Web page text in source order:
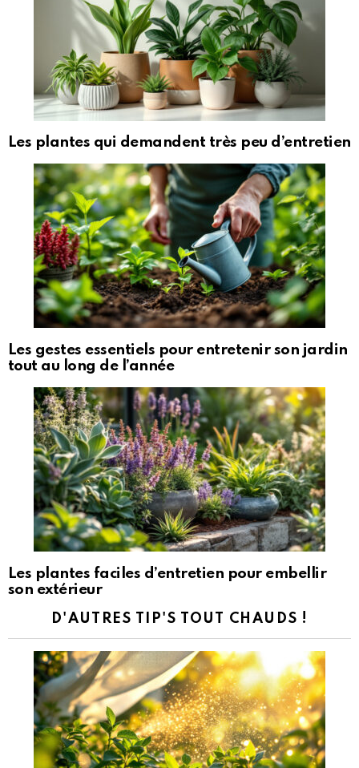
Les plantes qui demandent très peu d’entretien
Les gestes essentiels pour entretenir son jardin
tout au long de l’année
Les plantes faciles d’entretien pour embellir
son extérieur
D'AUTRES TIP'S TOUT CHAUDS !